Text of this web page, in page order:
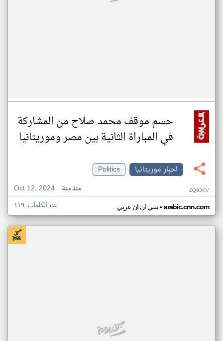
حسم موقف محمد صلاح من المشاركة
في المباراة الثانية بين مصر وموريتانيا
اخبار موريتانيا
Politics
Oct 12, 2024
منذ سنة ZQ93KV
سي ان ان عربي• arabic.cnn.com عدد الكلمات: ١١٩